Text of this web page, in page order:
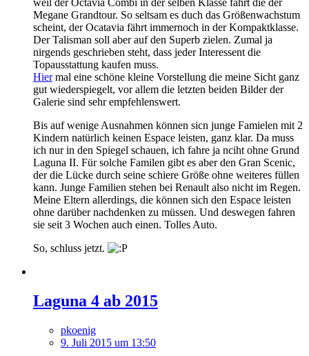
weil der Octavia Combi in der selben Klasse fährt die der
Megane Grandtour. So seltsam es duch das Größenwachstum
scheint, der Ocatavia fährt immernoch in der Kompaktklasse.
Der Talisman soll aber auf den Superb zielen. Zumal ja
nirgends geschrieben steht, dass jeder Interessent die
Topausstattung kaufen muss.
Hiermal eine schöne kleine Vorstellung die meine Sicht ganz
gut wiederspiegelt, vor allem die letzten beiden Bilder der
Galerie sind sehr empfehlenswert.
Bis auf wenige Ausnahmen können sicn junge Famielen mit 2
Kindern natürlich keinen Espace leisten, ganz klar. Da muss
ich nur in den Spiegel schauen, ich fahre ja nciht ohne Grund
Laguna II. Für solche Familen gibt es aber den Gran Scenic,
der die Lücke durch seine schiere Größe ohne weiteres füllen
kann. Junge Familien stehen bei Renault also nicht im Regen.
Meine Eltern allerdings, die können sich den Espace leisten
ohne darüber nachdenken zu müssen. Und deswegen fahren
sie seit 3 Wochen auch einen. Tolles Auto.
So, schluss jetzt.
Laguna 4 ab 2015
pkoenig
9. Juli 2015 um 13:50